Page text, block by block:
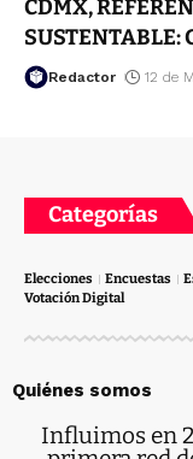
CDMX,
SUSTENTABLE:
Redactor 12 de
Categorías
Elecciones Encuestas
Votación Digital
Quiénes somos
Influimos en